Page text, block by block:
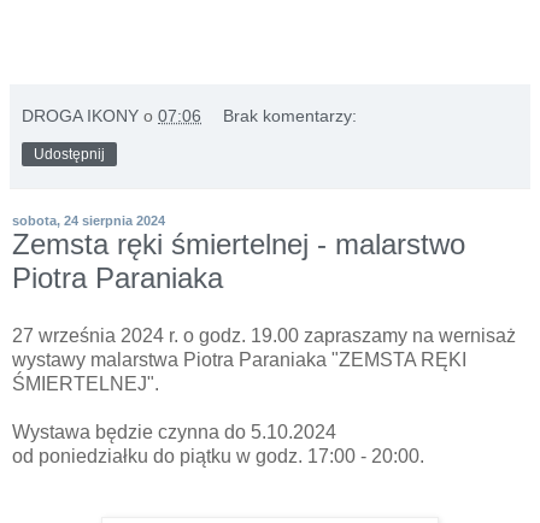
DROGA IKONY o 07:06 Brak komentarzy:
Udostępnij
sobota, 24 sierpnia 2024
Zemsta ręki śmiertelnej - malarstwo
Piotra Paraniaka
27 września 2024 r. o godz. 19.00 zapraszamy na wernisaż
wystawy malarstwa Piotra Paraniaka "ZEMSTA RĘKI
ŚMIERTELNEJ".
Wystawa będzie czynna do 5.10.2024
od poniedziałku do piątku w godz. 17:00 - 20:00.